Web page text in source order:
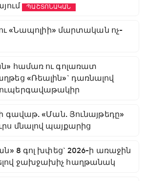
ՊԱՇՏՈՆԱԿԱՆ
«Նապոլիի» մարտական ոչ-
համառ ու գոլառատ
«Ռեալին»` դառնալով
գավաթ. «Ման. Յունայթեդը»
մնալով պայքարից
8 գոլ խփեց` 2026-ի առաջին
ջախջախիչ հաղթանակ